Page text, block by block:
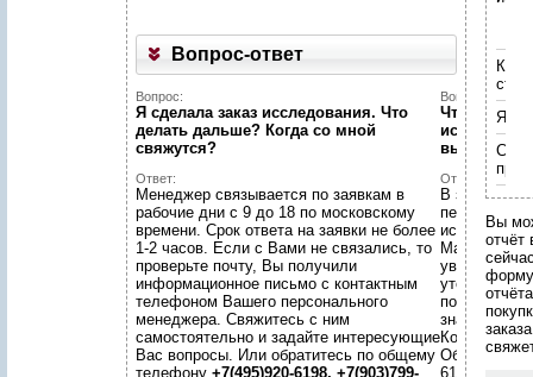
Вопрос-ответ
Вопрос:
Я сделала заказ исследования. Что
делать дальше? Когда со мной
свяжутся?
Ответ:
Менеджер связывается по заявкам в
рабочие дни с 9 до 18 по московскому
времени. Срок ответа на заявки не более
1-2 часов. Если с Вами не связались, то
проверьте почту, Вы получили
информационное письмо с контактным
телефоном Вашего персонального
менеджера. Свяжитесь с ним
самостоятельно и задайте интересующие
Вас вопросы. Или обратитесь по общему
телефону +7(495)920-6198, +7(903)799-
Вопрос:
Что
выгоды мы
Ответ:
В
перед
увидеть
уточнить
значимые
6198,
Вы
отчёт
Укажите код, изображённый
Поля, отмеченные звёздочкой ( ), обязательны для заполнения.
Укажите код, изображённый
Поля, отмеченные звёздочкой ( ), обязательны для заполнения.
Укажите код, изображённый
Поля, отмеченные звёздочкой ( ), обязательны для заполнения.
Укажите код, изображённый
Поля, отмеченные звёздочкой ( ), обязательны для заполнения.
Укажите код, изображённый
Поля, отмеченные звёздочкой ( ), обязательны для заполнения.
Укажите код, изображённый
Поля, отмеченные звёздочкой ( ), обязательны для заполнения.